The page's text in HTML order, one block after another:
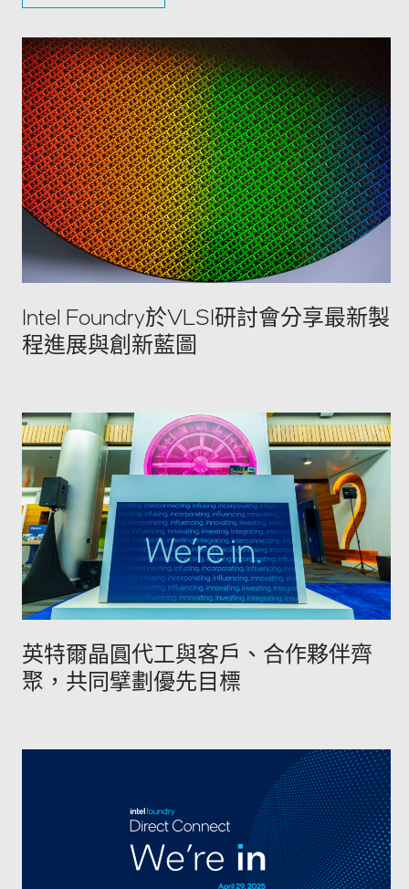
Intel Foundry於VLSI研討會分享最新製
程進展與創新藍圖
英特爾晶圓代工與客戶、合作夥伴齊
聚，共同擘劃優先目標